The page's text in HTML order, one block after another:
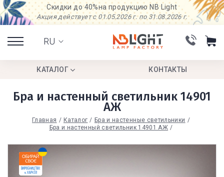
Скидки до 40%на продукцию NB Light
Акция действует с 01.05.2026 г. по 31.08.2026 г.
RU
КАТАЛОГ КОНТАКТЫ
Бра и настенный светильник 14901
АЖ
Главная Каталог
Бра и настенные светильники
Бра и настенный светильник 14901 АЖ